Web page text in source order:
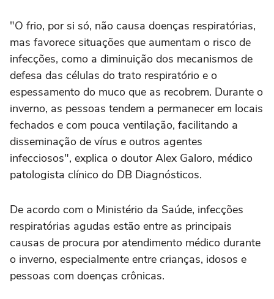
"O frio, por si só, não causa doenças respiratórias,
mas favorece situações que aumentam o risco de
infecções, como a diminuição dos mecanismos de
defesa das células do trato respiratório e o
espessamento do muco que as recobrem. Durante o
inverno, as pessoas tendem a permanecer em locais
fechados e com pouca ventilação, facilitando a
disseminação de vírus e outros agentes
infecciosos", explica o doutor Alex Galoro, médico
patologista clínico do DB Diagnósticos.
De acordo com o Ministério da Saúde, infecções
respiratórias agudas estão entre as principais
causas de procura por atendimento médico durante
o inverno, especialmente entre crianças, idosos e
pessoas com doenças crônicas.